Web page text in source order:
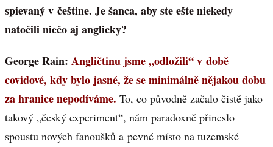
spievaný v češtine. Je šanca, aby ste ešte niekedy
natočili niečo aj anglicky?
George Rain: Angličtinu jsme „odložili“ v době
covidové, kdy bylo jasné, že se minimálně nějakou dobu
za hranice nepodíváme. To, co původně začalo čistě jako
takový „český experiment“, nám paradoxně přineslo
spoustu nových fanoušků a pevné místo na tuzemské